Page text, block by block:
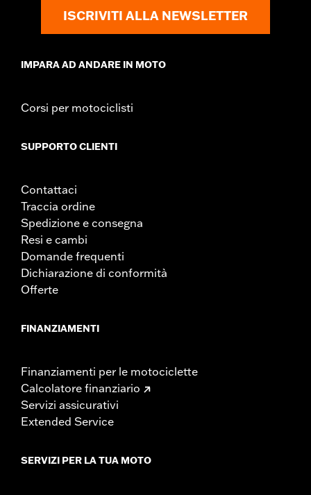
ISCRIVITI ALLA NEWSLETTER
IMPARA AD ANDARE IN MOTO
Corsi per motociclisti
SUPPORTO CLIENTI
Contattaci
Traccia ordine
Spedizione e consegna
Resi e cambi
Domande frequenti
Dichiarazione di conformità
Offerte
FINANZIAMENTI
Finanziamenti per le motociclette
Calcolatore finanziario
Servizi assicurativi
Extended Service
SERVIZI PER LA TUA MOTO